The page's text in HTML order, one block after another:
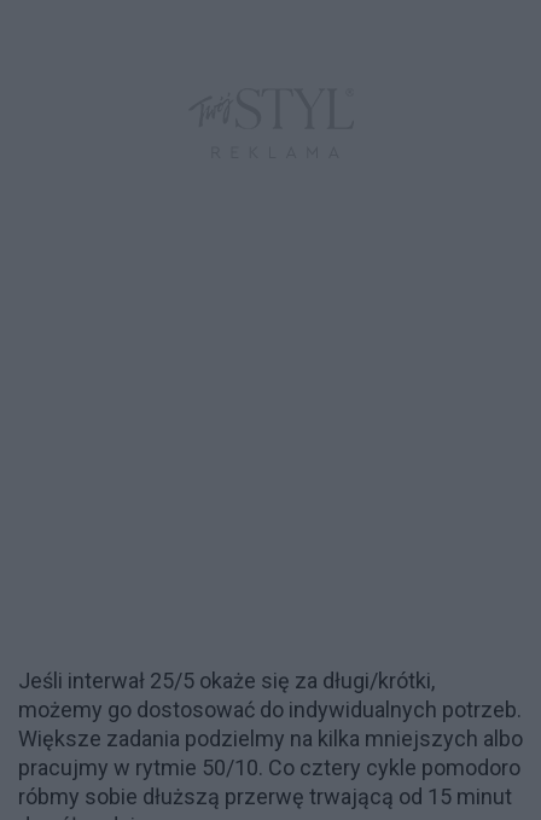
Jeśli interwał 25/5 okaże się za długi/krótki,
możemy go dostosować do indywidualnych potrzeb.
Większe zadania podzielmy na kilka mniejszych albo
pracujmy w rytmie 50/10. Co cztery cykle pomodoro
róbmy sobie dłuższą przerwę trwającą od 15 minut